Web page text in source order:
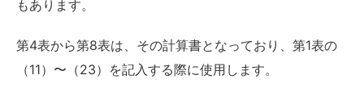
もあります。
第4表から第8表は、その計算書となっており、第1表の
（11）〜（23）を記入する際に使用します。